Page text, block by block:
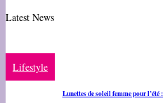
Latest News
Lifestyle
Lunettes de soleil femme pour